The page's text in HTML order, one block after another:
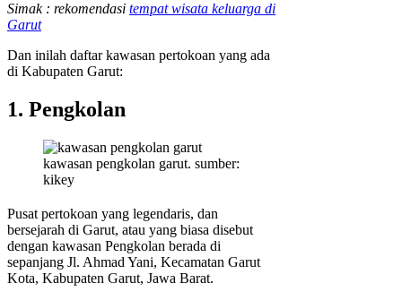
Simak : rekomendasi tempat wisata keluarga di
Garut
Dan inilah daftar kawasan pertokoan yang ada
di Kabupaten Garut:
1. Pengkolan
kawasan pengkolan garut. sumber:
kikey
Pusat pertokoan yang legendaris, dan
bersejarah di Garut, atau yang biasa disebut
dengan kawasan Pengkolan berada di
sepanjang Jl. Ahmad Yani, Kecamatan Garut
Kota, Kabupaten Garut, Jawa Barat.